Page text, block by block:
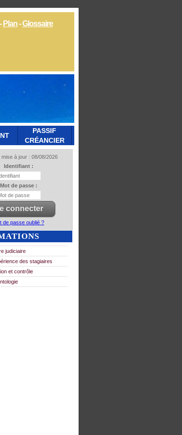
Plan-Glossaire
PASSIF
CRÉANCIER
mise à jour : 08/08/2026
Identifiant :
Mot de passe :
de passe oublié ?
judiciaire
des stagiaires
et contrôle